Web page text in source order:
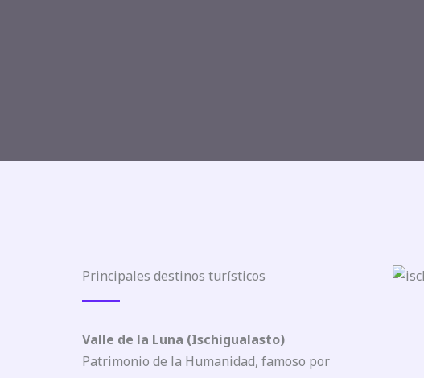
Principales destinos turísticos
Valle de la Luna (Ischigualasto)
Patrimonio de la Humanidad, famoso por